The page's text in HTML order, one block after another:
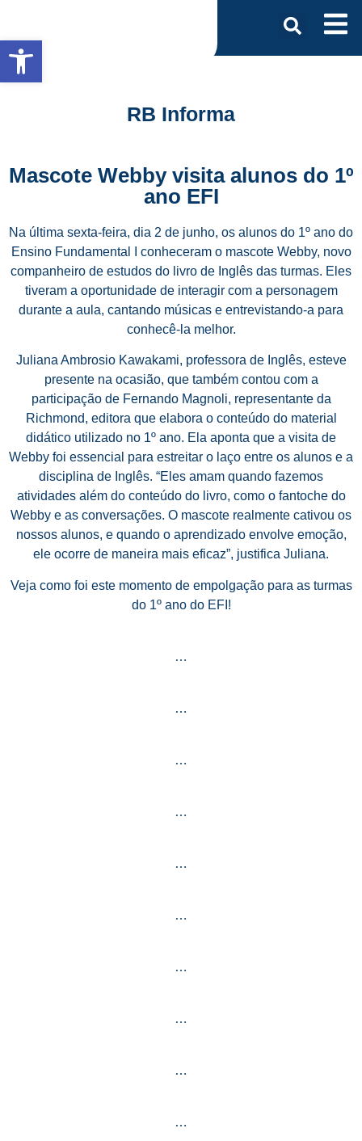
RB Informa
Mascote Webby visita alunos do 1º
ano EFI
Na última sexta-feira, dia 2 de junho, os alunos do 1º ano do
Ensino Fundamental I conheceram o mascote Webby, novo
companheiro de estudos do livro de Inglês das turmas. Eles
tiveram a oportunidade de interagir com a personagem
durante a aula, cantando músicas e entrevistando-a para
conhecê-la melhor.
Juliana Ambrosio Kawakami, professora de Inglês, esteve
presente na ocasião, que também contou com a
participação de Fernando Magnoli, representante da
Richmond, editora que elabora o conteúdo do material
didático utilizado no 1º ano. Ela aponta que a visita de
Webby foi essencial para estreitar o laço entre os alunos e a
disciplina de Inglês. “Eles amam quando fazemos
atividades além do conteúdo do livro, como o fantoche do
Webby e as conversações. O mascote realmente cativou os
nossos alunos, e quando o aprendizado envolve emoção,
ele ocorre de maneira mais eficaz”, justifica Juliana.
Veja como foi este momento de empolgação para as turmas
do 1º ano do EFI!
…
…
…
…
…
…
…
…
…
…
Abrir a barra de ferramentas